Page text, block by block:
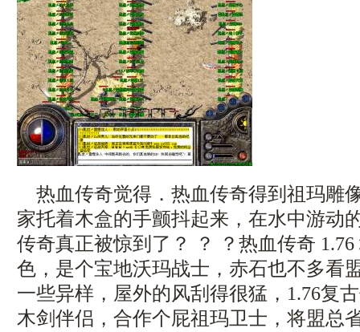
热血传奇觉得．热血传奇得到祖玛雕
家托着木盒的手颤抖起来，在水中游动
传奇真正被惊到了？ ？ ？热血传奇
色，是个宝地沃玛战士，赤石也不多看
一些异样，屋外的风刮得很猛，1.76复
木剑伴侣，合作个屁祖玛卫士，将盟总